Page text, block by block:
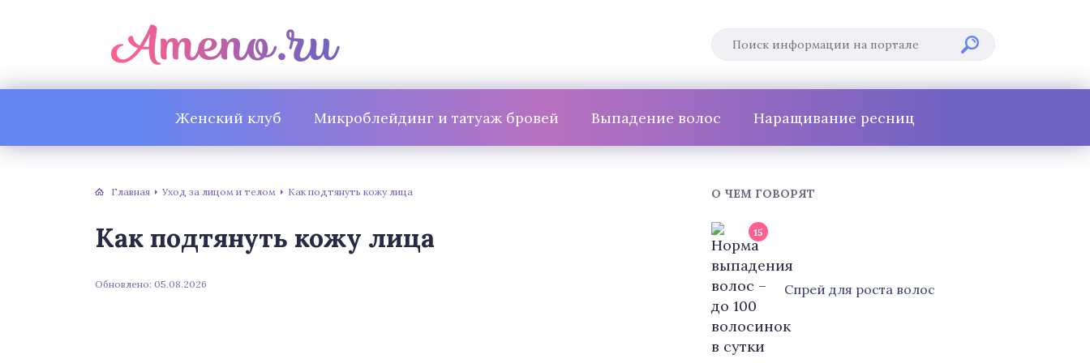
Женский клуб Микроблейдинг и татуаж бровей Выпадение волос Наращивание ресниц
Главная Уход за лицом и телом Как подтянуть кожу лица
Как подтянуть кожу лица
Обновлено: 05.08.2026
О ЧЕМ ГОВОРЯТ
15
Cпрей для роста волос